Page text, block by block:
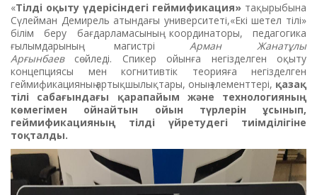
«Тілді оқыту үдерісіндегі геймификация» тақырыбына
Сүлейман Демирель атындағы университеті,«Екі шетел тілі»
білім беру бағдарламасының координаторы, педагогика
ғылымдарының магистрі Арман Жанатұлы
Арғынбаев сөйледі.
Спикер ойынға негізделген оқыту
концепциясы мен когнитивтік теорияға негізделген
геймификацияның артықшылықтары, оның элементтері, қазақ
тілі сабағындағы қарапайым және
технологияның
көмегімен ойнайтын ойын түрлерін ұсынып,
геймификацияның тілді үйретудегі тиімділігіне
тоқталды.